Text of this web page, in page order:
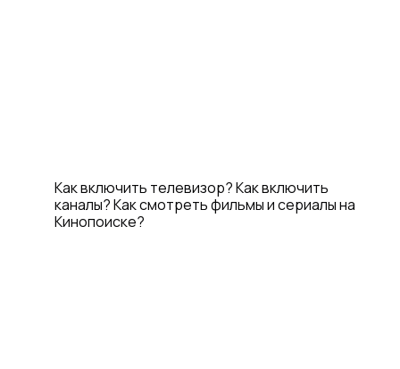
Как включить телевизор? Как включить
каналы? Как смотреть фильмы и сериалы на
Кинопоиске?